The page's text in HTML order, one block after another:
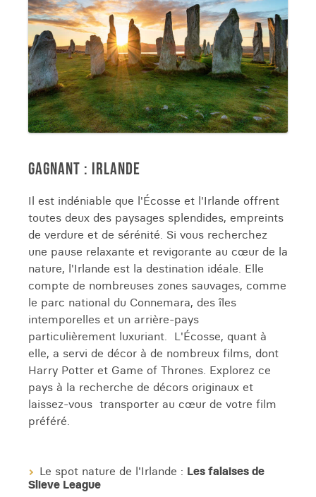
GAGNANT : IRLANDE
Il est indéniable que l'Écosse et l'Irlande offrent
toutes deux des paysages splendides, empreints
de verdure et de sérénité. Si vous recherchez
une pause relaxante et revigorante au cœur de la
nature, l'Irlande est la destination idéale. Elle
compte de nombreuses zones sauvages, comme
le parc national du Connemara, des îles
intemporelles et un arrière-pays
particulièrement luxuriant. L'Écosse, quant à
elle, a servi de décor à de nombreux films, dont
Harry Potter et Game of Thrones. Explorez ce
pays à la recherche de décors originaux et
laissez-vous transporter au cœur de votre film
préféré.
Le spot nature de l'Irlande : Les falaises de
Slieve League